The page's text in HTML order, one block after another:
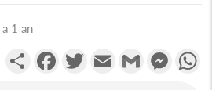
1 an
PartagerFacebookTwitterEmail Gmail